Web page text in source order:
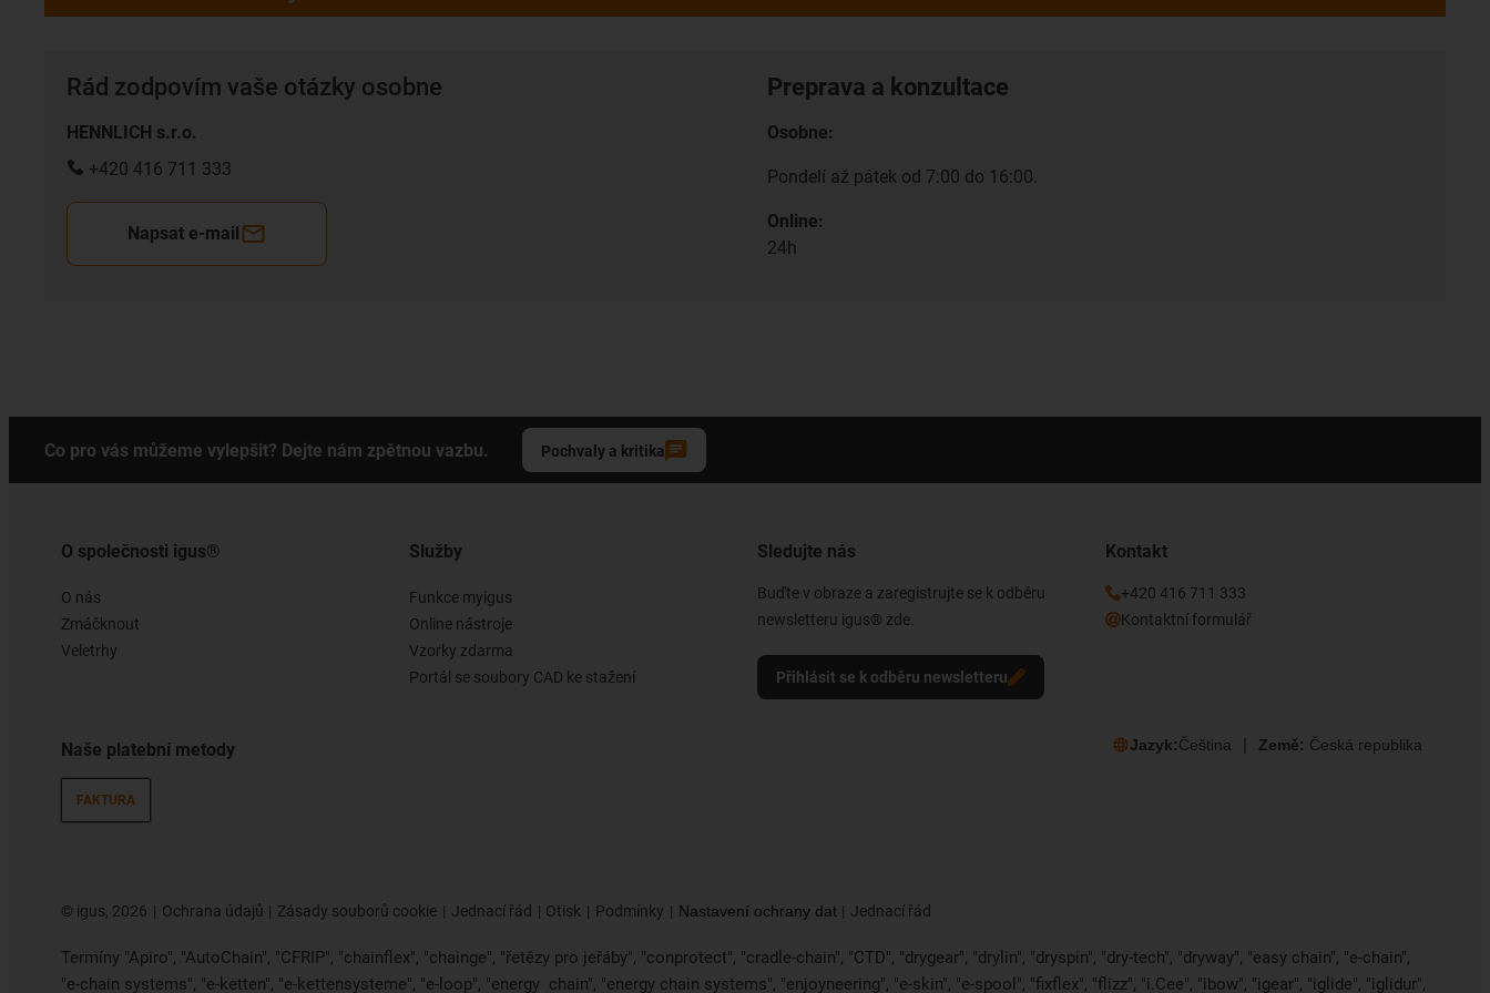
Rád zodpovím vaše otázky osobne
HENNLICH s.r.o.
+420 416 711 333
Napsat e-mail
Preprava a konzultace
Osobne:
Pondelí až pátek od 7:00 do 16:00.
Online:
24h
Co pro vás můžeme vylepšit? Dejte nám zpětnou vazbu. Pochvaly a kritika
O společnosti igus®
O nás
Zmáčknout
Veletrhy
Naše platební metody
FAKTURA
Služby
Funkce myigus
Online nástroje
Vzorky zdarma
Portál se soubory CAD ke stažení
Sledujte nás
Buďte v obraze a zaregistrujte se k odběru
newsletteru igus® zde.
Přihlásit se k odběru newsletteru
Kontakt
+420 416 711 333
Kontaktní formulář
Jazyk:Čeština Země: Česká republika
© igus, 2026 Ochrana údajů Zásady souborů cookie Jednací řád Otisk Podmínky Nastavení ochrany dat Jednací řád
Termíny "Apiro", "AutoChain", "CFRIP", "chainflex", "chainge", "řetězy pro jeřáby", "conprotect", "cradle-chain", "CTD", "drygear", "drylin", "dryspin", "dry-tech", "dryway", "easy chain", "e-chain",
"e-chain systems", "e-ketten", "e-kettensysteme", "e-loop", "energy chain", "energy chain systems", "enjoyneering", "e-skin", "e-spool", "fixflex", "flizz", "i.Cee", "ibow", "igear", "iglide", "iglidur",